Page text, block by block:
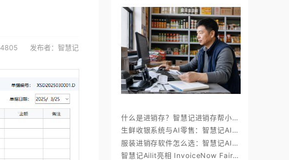
4805 发布者：智慧记
什么是进销存？智慧记进销存帮小微商户理顺开单、库存与对账
生鲜收银系统与AI零售：智慧记AI零售称重收银、库存、会员经营方案
服装进销存软件怎么选：智慧记AI批量录入、齐色齐码开单与库存管理
智慧记Ailit亮相 InvoiceNow Fair 2026，为东南亚小微商户带来“开单+电子发票”新体验